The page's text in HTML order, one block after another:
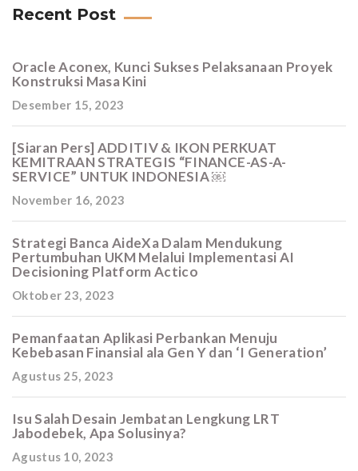
Recent Post
Oracle Aconex, Kunci Sukses Pelaksanaan Proyek
Konstruksi Masa Kini
Desember 15, 2023
[Siaran Pers] ADDITIV & IKON PERKUAT
KEMITRAAN STRATEGIS “FINANCE-AS-A-
SERVICE” UNTUK INDONESIA ￼
November 16, 2023
Strategi Banca AideXa Dalam Mendukung
Pertumbuhan UKM Melalui Implementasi AI
Decisioning Platform Actico
Oktober 23, 2023
Pemanfaatan Aplikasi Perbankan Menuju
Kebebasan Finansial ala Gen Y dan ‘I Generation’
Agustus 25, 2023
Isu Salah Desain Jembatan Lengkung LRT
Jabodebek, Apa Solusinya?
Agustus 10, 2023